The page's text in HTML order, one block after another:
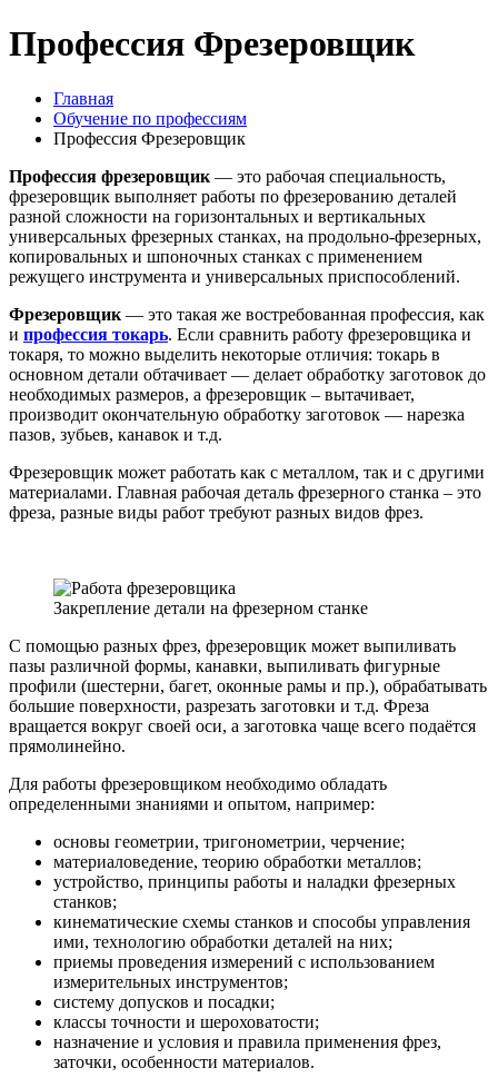
Профессия Фрезеровщик
Главная
Обучение по профессиям
Профессия Фрезеровщик
Профессия фрезеровщик — это рабочая специальность,
фрезеровщик выполняет работы по фрезерованию деталей
разной сложности на горизонтальных и вертикальных
универсальных фрезерных станках, на продольно-фрезерных,
копировальных и шпоночных станках с применением
режущего инструмента и универсальных приспособлений.
Фрезеровщик — это такая же востребованная профессия, как
и профессия токарь. Если сравнить работу фрезеровщика и
токаря, то можно выделить некоторые отличия: токарь в
основном детали обтачивает — делает обработку заготовок до
необходимых размеров, а фрезеровщик – вытачивает,
производит окончательную обработку заготовок — нарезка
пазов, зубьев, канавок и т.д.
Фрезеровщик может работать как с металлом, так и с другими
материалами. Главная рабочая деталь фрезерного станка – это
фреза, разные виды работ требуют разных видов фрез.
Закрепление детали на фрезерном станке
С помощью разных фрез, фрезеровщик может выпиливать
пазы различной формы, канавки, выпиливать фигурные
профили (шестерни, багет, оконные рамы и пр.), обрабатывать
большие поверхности, разрезать заготовки и т.д. Фреза
вращается вокруг своей оси, а заготовка чаще всего подаётся
прямолинейно.
Для работы фрезеровщиком необходимо обладать
определенными знаниями и опытом, например:
основы геометрии, тригонометрии, черчение;
материаловедение, теорию обработки металлов;
устройство, принципы работы и наладки фрезерных
станков;
кинематические схемы станков и способы управления
ими, технологию обработки деталей на них;
приемы проведения измерений с использованием
измерительных инструментов;
систему допусков и посадки;
классы точности и шероховатости;
назначение и условия и правила применения фрез,
заточки, особенности материалов.